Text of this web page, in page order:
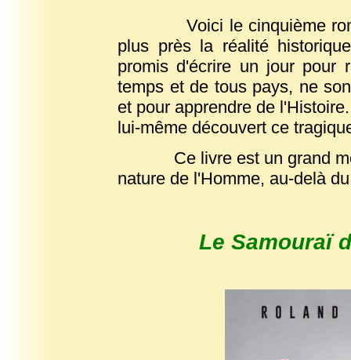
Voici le cinquième
plus près la réalité
promis d'écrire un jour pour
temps et de tous pays, ne
et pour apprendre de
lui-même découvert ce
Ce livre est un grand
nature de l'Homme, au-delà
Le Samouraï